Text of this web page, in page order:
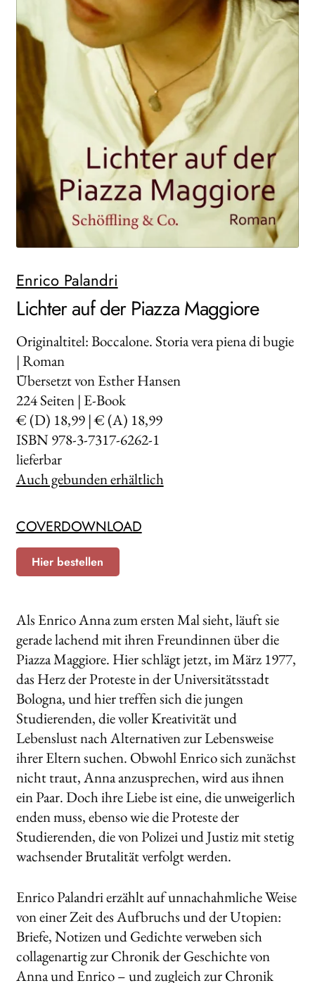
AKTUELLES
NEWSLETTER
WEITERE VERLAGE
Search:
Enrico Palandri
Lichter auf der Piazza Maggiore
Originaltitel: Boccalone. Storia vera piena di bugie
| Roman
Übersetzt von Esther Hansen
224Seiten | E-Book
€ (D) 18,99 | € (A) 18,99
ISBN 978-3-7317-6262-1
lieferbar
Auch gebunden erhältlich
COVERDOWNLOAD
Hier bestellen
Als Enrico Anna zum ersten Mal sieht, läuft sie
gerade la­chend mit ihren Freundinnen über die
Piazza Maggiore. Hier schlägt jetzt, im März 1977,
das Herz der Proteste in der Universitätsstadt
Bologna, und hier treffen sich die jun­gen
Studierenden, die voller Kreativität und
Lebenslust nach Alternativen zur Lebensweise
ihrer Eltern suchen. Obwohl Enrico sich zunächst
nicht traut, Anna anzusprechen, wird aus ihnen
ein Paar. Doch ihre Liebe ist eine, die unweigerlich
enden muss, ebenso wie die Proteste der
Studierenden, die von Polizei und Justiz mit stetig
wachsender Brutalität ver­folgt werden.
Enrico Palandri erzählt auf unnachahmliche Weise
von einer Zeit des Aufbruchs und der Utopien:
Briefe, Notizen und Gedichte verweben sich
collagenartig zur Chronik der Ge­schichte von
Anna und Enrico – und zugleich zur Chronik